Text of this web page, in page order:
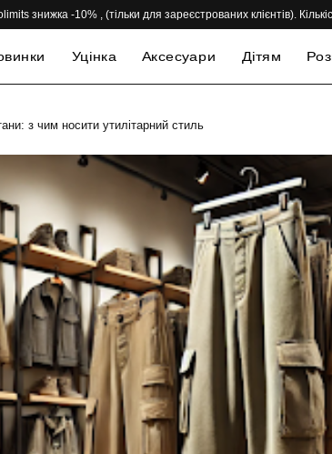
знижка -10% , (тільки для зареєстрованих клієнтів).
Уцінка Аксесуари Дітям
з чим носити утилітарний стиль